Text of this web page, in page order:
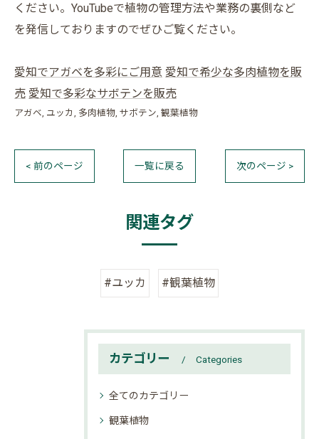
ください。YouTubeで植物の管理方法や業務の裏側など
を発信しておりますのでぜひご覧ください。
愛知でアガベを多彩にご用意 愛知で希少な多肉植物を販
売 愛知で多彩なサボテンを販売
アガベ ユッカ 多肉植物 サボテン 観葉植物
< 前のページ 一覧に戻る 次のページ >
関連タグ
#ユッカ #観葉植物
カテゴリー Categories
全てのカテゴリー
観葉植物